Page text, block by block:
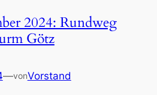
2024: Rundweg
Götz
—vonVorstand